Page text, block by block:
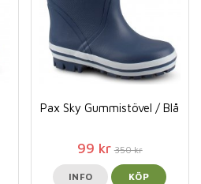
Pax Sky Gummistövel / Blå
99 kr 350 kr
INFO KÖP